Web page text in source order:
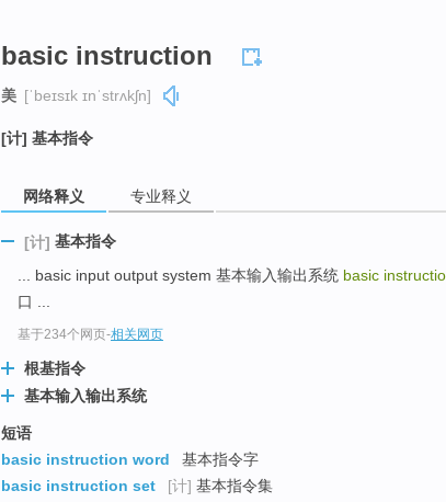
basic instruction
美 [ˈbeɪsɪk ɪnˈstrʌkʃn]
[计] 基本指令
网络释义 专业释义
[计] 基本指令
... basic input output system 基本输入输出系统 basic
口 ...
基于234个网页-相关网页
根基指令
基本输入输出系统
短语
basic instruction word
基本指令字
basic instruction set
[计] 基本指令集